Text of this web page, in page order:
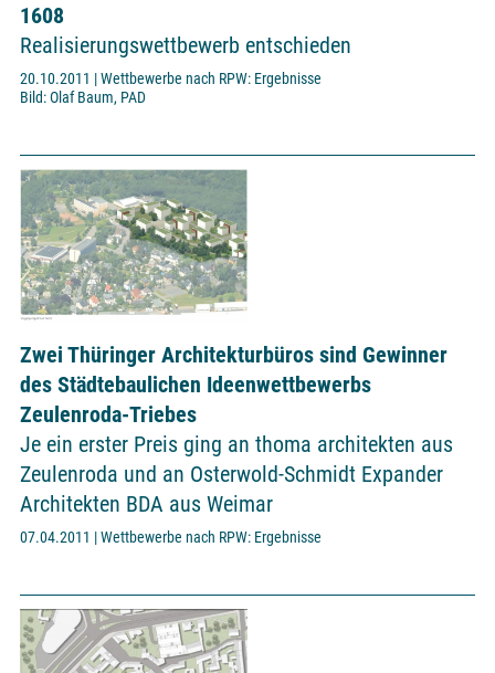
1608
Realisierungswettbewerb entschieden
20.10.2011 | Wettbewerbe nach RPW: Ergebnisse
Bild: Olaf Baum, PAD
Zwei Thüringer Architekturbüros sind Gewinner
des Städtebaulichen Ideenwettbewerbs
Zeulenroda-Triebes
Je ein erster Preis ging an thoma architekten aus
Zeulenroda und an Osterwold-Schmidt Expander
Architekten BDA aus Weimar
07.04.2011 | Wettbewerbe nach RPW: Ergebnisse